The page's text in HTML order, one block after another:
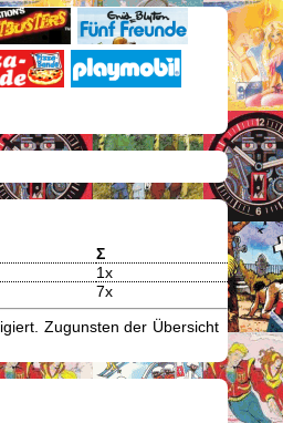
Σ
1x
7x
Zugunsten der Übersicht